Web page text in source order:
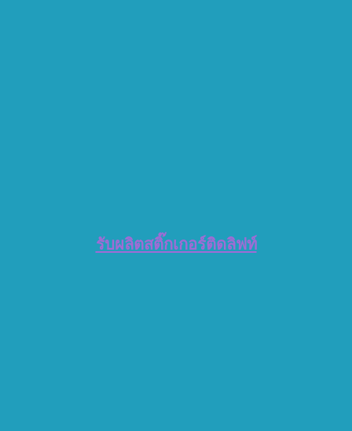
รับผลิตสติ๊กเกอร์ติดลิฟท์